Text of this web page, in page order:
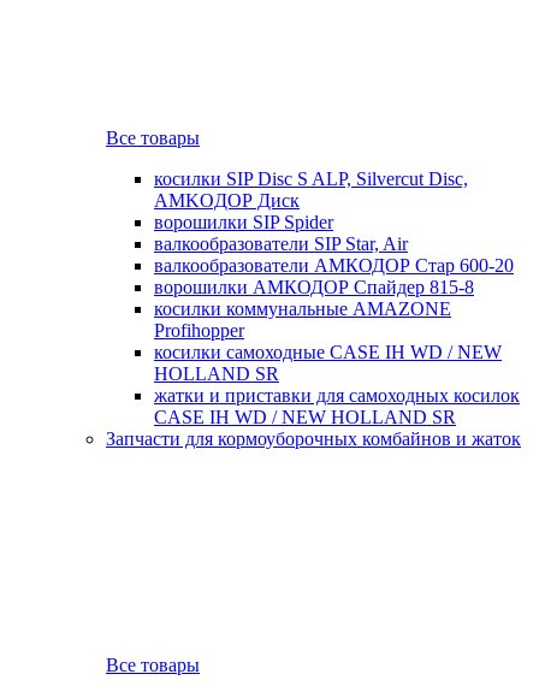
Все товары
косилки SIP Disc S ALP, Silvercut Disc,
AMKOДОР Диск
ворошилки SIP Spider
валкообразователи SIP Star, Air
валкообразователи АМКОДОР Стар 600-20
ворошилки АМКОДОР Спайдер 815-8
косилки коммунальные AMAZONE
Profihopper
косилки самоходные CASE IH WD / NEW
HOLLAND SR
жатки и приставки для самоходных косилок
CASE IH WD / NEW HOLLAND SR
Запчасти для кормоуборочных комбайнов и жаток
Все товары